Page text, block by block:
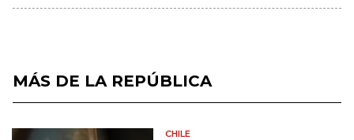
MÁS DE LA REPÚBLICA
CHILE